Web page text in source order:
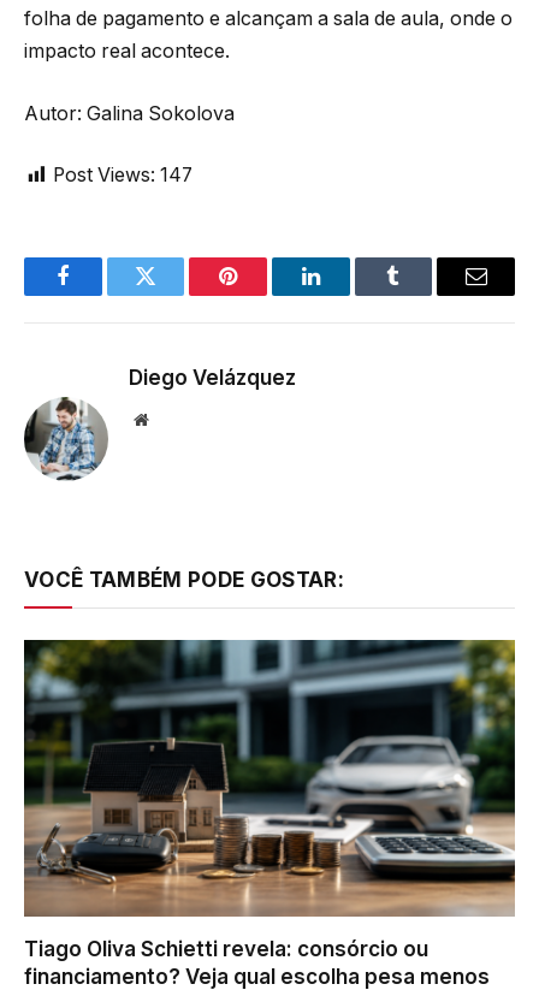
folha de pagamento e alcançam a sala de aula, onde o
impacto real acontece.
Autor: Galina Sokolova
Post Views: 147
FacebookTwitter Pinterest LinkedInTumblr Email
Diego Velázquez
Website
VOCÊ TAMBÉM PODE GOSTAR:
Tiago Oliva Schietti revela: consórcio ou
financiamento? Veja qual escolha pesa menos